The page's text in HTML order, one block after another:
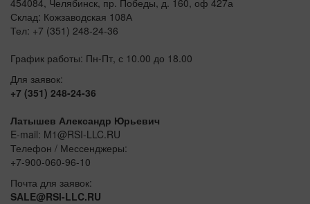
454084, Челябинск, пр. Победы, д. 160, оф 427а
Склад: Кожзаводская 108А
Тел: +7 (351) 248-24-36
График работы: Пн-Пт, с 10.00 до 18.00
Для заявок:
+7 (351) 248-24-36
Латышев Александр Юрьевич
E-mail: M1@RSI-LLC.RU
Телефон / Мессенджеры:
+7-900-060-96-10
Почта для заявок:
SALE@RSI-LLC.RU